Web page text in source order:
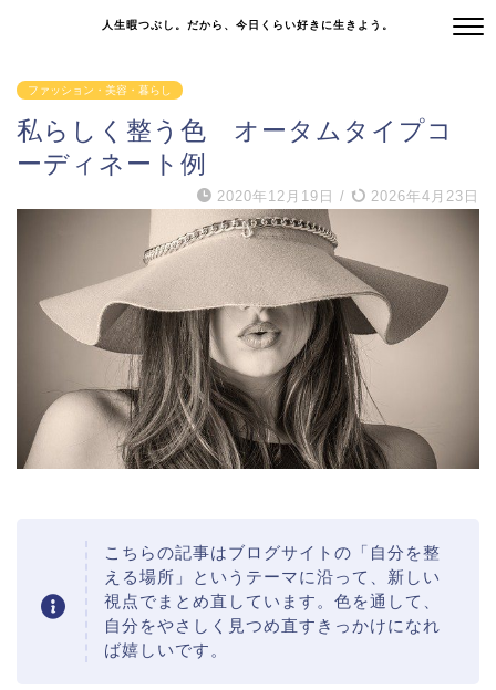
人生暇つぶし。だから、今日くらい好きに生きよう。
ファッション・美容・暮らし
私らしく整う色 オータムタイプコ
ーディネート例
2020年12月19日 / 2026年4月23日
こちらの記事はブログサイトの「自分を整
える場所」というテーマに沿って、新しい
視点でまとめ直しています。色を通して、
自分をやさしく見つめ直すきっかけになれ
ば嬉しいです。